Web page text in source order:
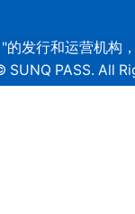
的发行和运营机
SUNQ PASS. All